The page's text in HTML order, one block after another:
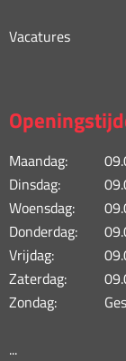
Vacatures
Maandag:
Dinsdag:
Woensdag:
Donderdag:
Vrijdag:
Zaterdag:
Zondag:
...